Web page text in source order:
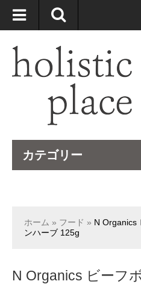
自然療法大国のオーストラリアよ
ロパスが厳選したサプリメントや
カテゴリー
ホーム » フード » N Organics
ンハーブ 125g
N Organics ビーフ